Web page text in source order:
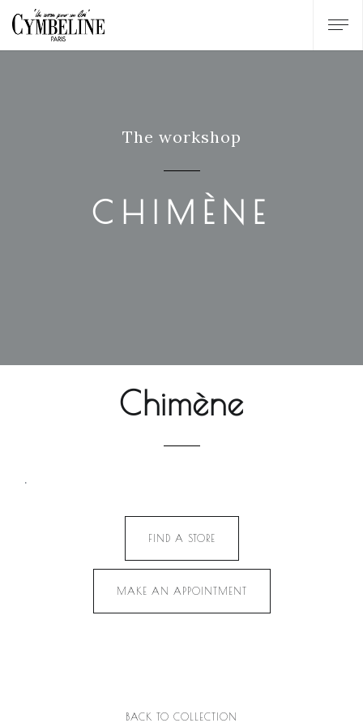
The workshop
CHIMÈNE
Chimène
.
FIND A STORE
MAKE AN APPOINTMENT
BACK TO COLLECTION